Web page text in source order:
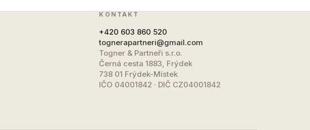
KONTAKT
+420 603 860 520
tognerapartneri@gmail.com
Togner & Partneři s.r.o.
Černá cesta 1883, Frýdek
738 01 Frýdek-Místek
IČO 04001842 · DIČ CZ04001842